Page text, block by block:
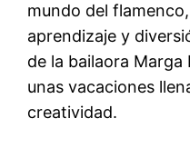
mundo del
aprendizaje y
de la bailaora Marga
unas vacaciones
creatividad.